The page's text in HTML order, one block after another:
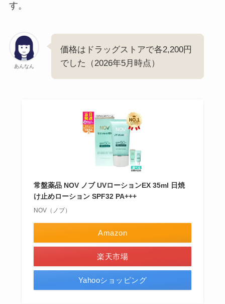
す。
あんなん
価格はドラッグストアで各2,200円
でした（2026年5月時点）
常盤薬品 NOV ノブ UVローションEX 35ml 日焼
け止めローション SPF32 PA+++
NOV（ノブ）
Amazon
楽天市場
Yahooショッピング